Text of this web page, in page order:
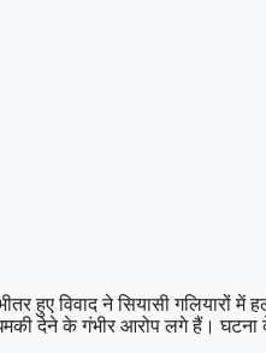
हुए विवाद ने सियासी गलियारों
धमकी देने के गंभीर आरोप लगे हैं।